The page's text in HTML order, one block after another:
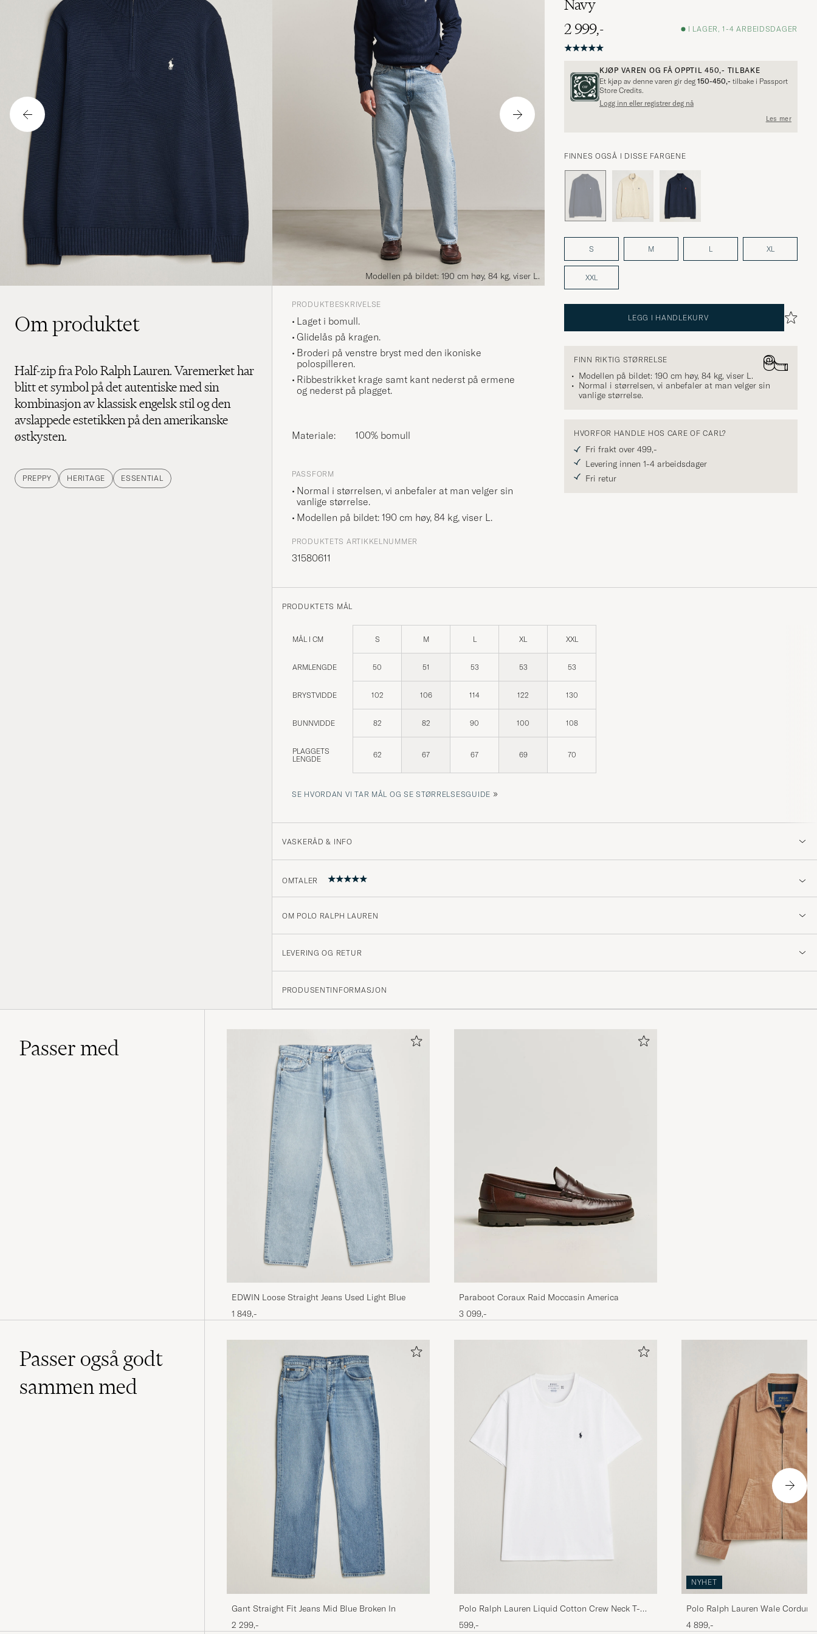
Modellen på bildet: 190 cm høy, 84 kg, viser L.
Navy
2 999,-
I LAGER, 1-4 ARBEIDSDAGER
KJØP VAREN OG FÅ OPPTIL450,- TILBAKE
Et kjøp av denne varen gir deg 150-450,- tilbake i Passport
Store Credits.
Logg inn eller registrer deg nå
Les mer
FINNES OGSÅ I DISSE FARGENE
S M L XL
XXL
LEGG I HANDLEKURV
FINN RIKTIG STØRRELSE
Modellen på bildet: 190 cm høy, 84 kg, viser L.
Normal i størrelsen, vi anbefaler at man velger sin
vanlige størrelse.
HVORFOR HANDLE HOS CARE OF CARL?
Fri frakt over 499,-
Levering innen 1-4 arbeidsdager
Fri retur
Om produktet
Half-zip fra Polo Ralph Lauren. Varemerket har
blitt et symbol på det autentiske med sin
kombinasjon av klassisk engelsk stil og den
avslappede estetikken på den amerikanske
østkysten.
PREPPY HERITAGE ESSENTIAL
PRODUKTBESKRIVELSE
Laget i bomull.
Glidelås på kragen.
Broderi på venstre bryst med den ikoniske
polospilleren.
Ribbestrikket krage samt kant nederst på ermene
og nederst på plagget.
Materiale: 100% bomull
PASSFORM
Normal i størrelsen, vi anbefaler at man velger sin
vanlige størrelse.
Modellen på bildet: 190 cm høy, 84 kg, viser L .
PRODUKTETS ARTIKKELNUMMER
31580611
PRODUKTETS MÅL
MÅL I CM S M L XL XXL
ARMLENGDE 50 51 53 53 53
BRYSTVIDDE 102 106 114 122 130
BUNNVIDDE 82 82 90 100 108
PLAGGETS
LENGDE
62 67 67 69 70
SE HVORDAN VI TAR MÅL OG SE STØRRELSESGUIDE »
VASKERÅD & INFO
OMTALER
5
OM POLO RALPH LAUREN
LEVERING OG RETUR
PRODUSENTINFORMASJON
Passer med
EDWIN Loose Straight Jeans Used Light Blue
1 849,-
Paraboot Coraux Raid Moccasin America
3 099,-
Passer også godt
sammen med
Gant Straight Fit Jeans Mid Blue Broken In
2 299,-
Polo Ralph Lauren Liquid Cotton Crew Neck T-
Shirt White
599,-
NYHET
Polo Ralph Lauren Wale
Vintage Khaki
4 899,-